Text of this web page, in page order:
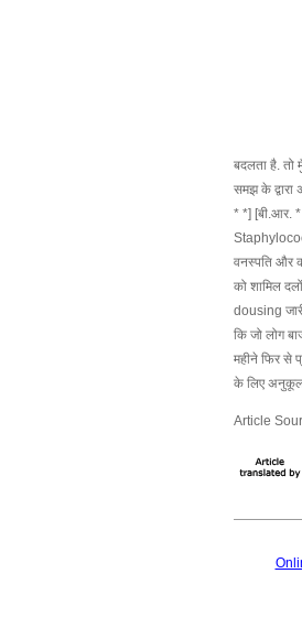
बदलता है. तो
समझ के
* *] [बी.आर. *
वनस्पति और
को शामिल
dousing
कि जो लोग
महीने फिर से
के लिए अनुकूल
Article